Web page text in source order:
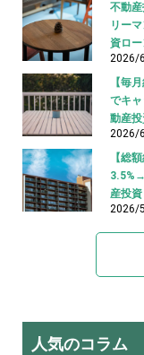
不動
リー
資ロー
2026/
【毎
でキ
動産投
2026/
【総
産投
2026/
人気のコラム